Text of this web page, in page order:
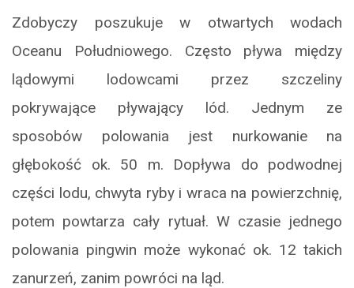
Zdobyczy poszukuje w otwartych wodach
Oceanu Południowego. Często pływa między
lądowymi lodowcami przez szczeliny
pokrywające pływający lód. Jednym ze
sposobów polowania jest nurkowanie na
głębokość ok. 50 m. Dopływa do podwodnej
części lodu, chwyta ryby i wraca na powierzchnię,
potem powtarza cały rytuał. W czasie jednego
polowania pingwin może wykonać ok. 12 takich
zanurzeń, zanim powróci na ląd.